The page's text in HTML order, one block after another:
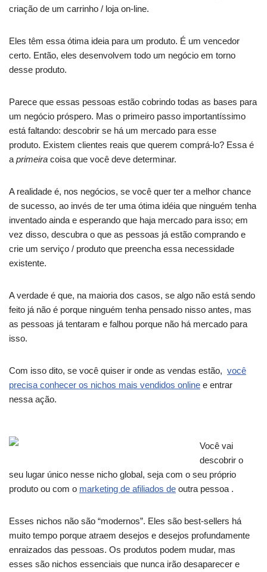
criação de um carrinho / loja on-line.
Eles têm essa ótima ideia para um produto. É um vencedor
certo. Então, eles desenvolvem todo um negócio em torno
desse produto.
Parece que essas pessoas estão cobrindo todas as bases para
um negócio próspero. Mas o primeiro passo importantíssimo
está faltando: descobrir se há um mercado para esse
produto. Existem clientes reais que querem comprá-lo? Essa é
a primeira coisa que você deve determinar.
A realidade é, nos negócios, se você quer ter a melhor chance
de sucesso, ao invés de ter uma ótima idéia que ninguém tenha
inventado ainda e esperando que haja mercado para isso; em
vez disso, descubra o que as pessoas já estão comprando e
crie um serviço / produto que preencha essa necessidade
existente.
A verdade é que, na maioria dos casos, se algo não está sendo
feito já não é porque ninguém tenha pensado nisso antes, mas
as pessoas já tentaram e falhou porque não há mercado para
isso.
Com isso dito, se você quiser ir onde as vendas estão, você
precisa conhecer os nichos mais vendidos online e entrar
nessa ação.
Você vai
descobrir o
seu lugar único nesse nicho global, seja com o seu próprio
produto ou com o marketing de afiliados de outra pessoa .
Esses nichos não são “modernos”. Eles são best-sellers há
muito tempo porque atraem desejos e desejos profundamente
enraizados das pessoas. Os produtos podem mudar, mas
esses são nichos essenciais que nunca irão desaparecer e